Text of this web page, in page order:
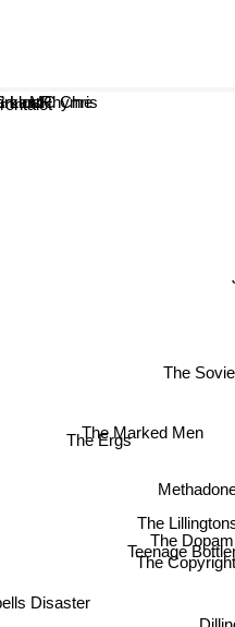
Disaster
The
The
The Lillingtons
The
Teenage
The Marked Men
The Ergs
Rhyme
MC Chris